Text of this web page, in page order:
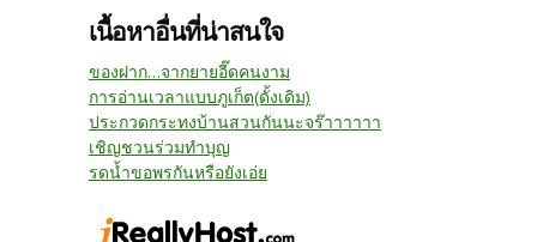
เนื้อหาอื่นที่น่าสนใจ
ของฝาก…จากยายอี๊ดคนงาม
การอ่านเวลาแบบภูเก็ต(ดั้งเดิม)
ประกวดกระทงบ้านสวนกันนะจร๊าาาาาา
เชิญชวนร่วมทำบุญ
รดน้ำขอพรกันหรือยังเอ่ย